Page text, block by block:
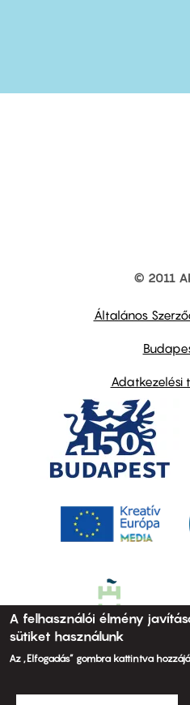
© 2011
Általános
Adatkezelési
A felhasználói élmény
sütiket használunk
Az „Elfogadás” gombra kattintva